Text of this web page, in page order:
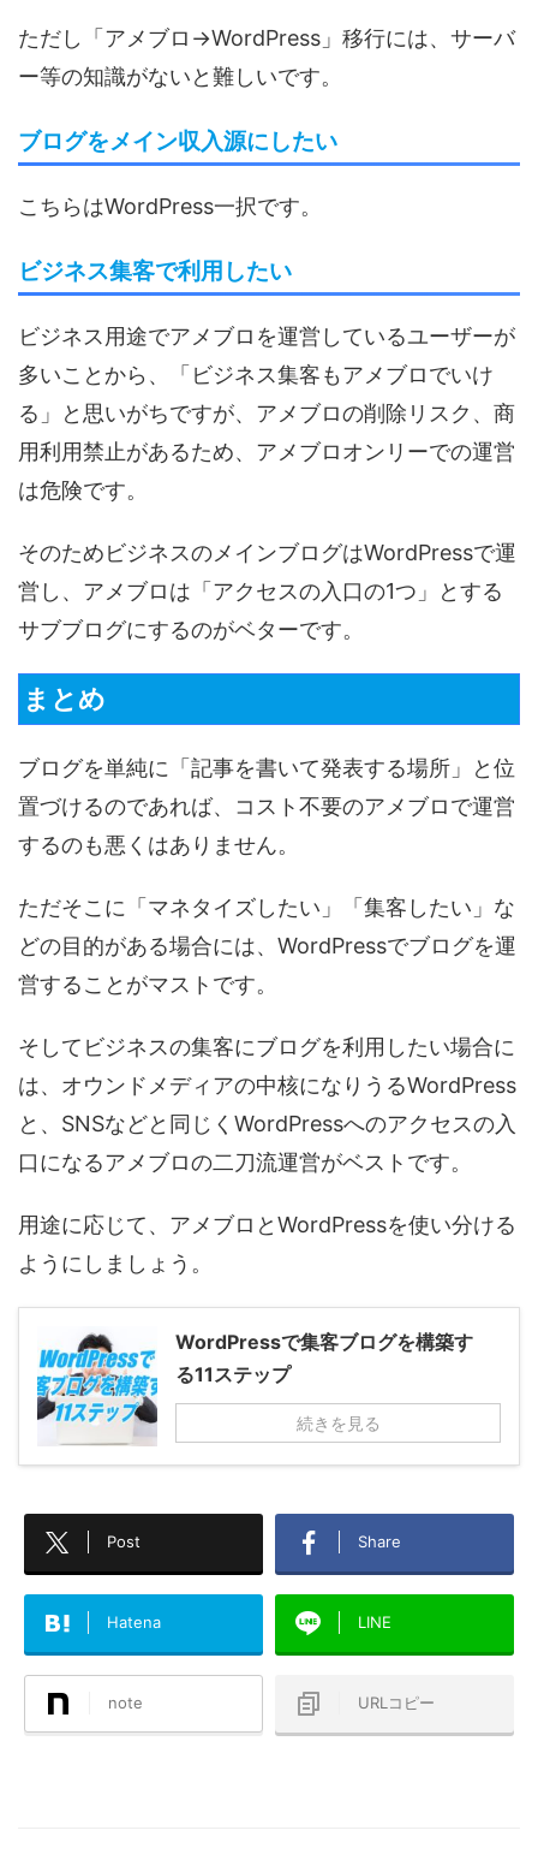
ただし「アメブロ→WordPress」移行には、サーバ
ー等の知識がないと難しいです。
ブログをメイン収入源にしたい
こちらはWordPress一択です。
ビジネス集客で利用したい
ビジネス用途でアメブロを運営しているユーザーが
多いことから、「ビジネス集客もアメブロでいけ
る」と思いがちですが、アメブロの削除リスク、商
用利用禁止があるため、アメブロオンリーでの運営
は危険です。
そのためビジネスのメインブログはWordPressで運
営し、アメブロは「アクセスの入口の1つ」とする
サブブログにするのがベターです。
まとめ
ブログを単純に「記事を書いて発表する場所」と位
置づけるのであれば、コスト不要のアメブロで運営
するのも悪くはありません。
ただそこに「マネタイズしたい」「集客したい」な
どの目的がある場合には、WordPressでブログを運
営することがマストです。
そしてビジネスの集客にブログを利用したい場合に
は、オウンドメディアの中核になりうるWordPress
と、SNSなどと同じくWordPressへのアクセスの入
口になるアメブロの二刀流運営がベストです。
用途に応じて、アメブロとWordPressを使い分ける
ようにしましょう。
WordPressで集客ブログを構築す
る11ステップ
続きを見る
Post Share
Hatena LINE
note URLコピー